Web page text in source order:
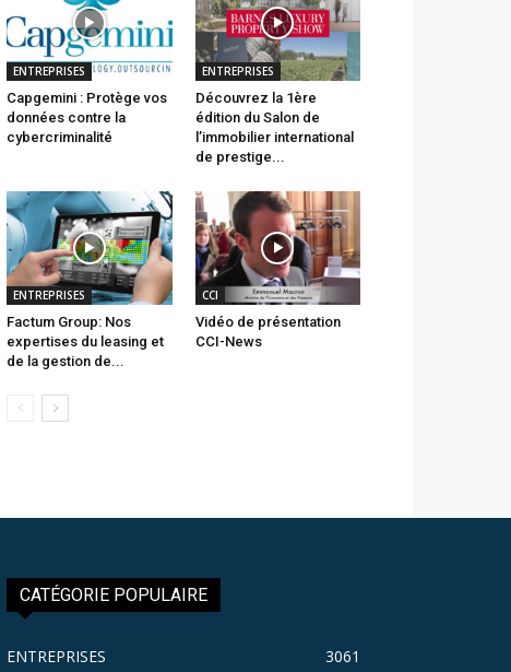
ENTREPRISES
Capgemini : Protège vos
données contre la
cybercriminalité
ENTREPRISES
Découvrez la 1ère
édition du Salon de
l’immobilier international
de prestige...
ENTREPRISES
Factum Group: Nos
expertises du leasing et
de la gestion de...
CCI
Vidéo de présentation
CCI-News
CATÉGORIE POPULAIRE
ENTREPRISES 3061